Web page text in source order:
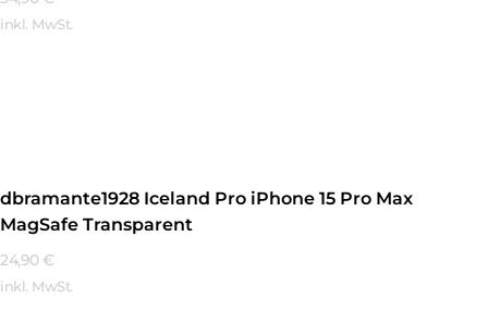
inkl. MwSt.
dbramante1928 Iceland Pro iPhone 15 Pro Max
MagSafe Transparent
24,90 €
inkl. MwSt.